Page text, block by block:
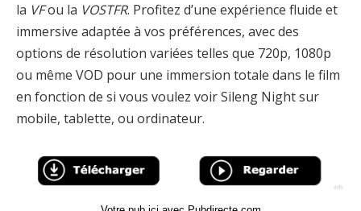
la VFou la VOSTFR. Profitez d’une expérience fluide et
immersive adaptée à vos préférences, avec des
options de résolution variées telles que 720p, 1080p
ou même VOD pour une immersion totale dans le film
en fonction de si vous voulez voir Sileng Night sur
mobile, tablette, ou ordinateur.